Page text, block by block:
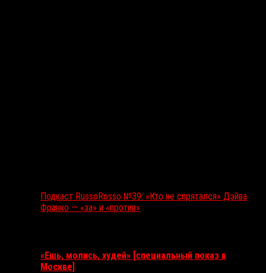
Подкаст RussoRosso №39: «Кто не спрятался» Дэйва
Франко — «за» и «против»
«Ешь, молись, худей» [специальный показ в
Москве]